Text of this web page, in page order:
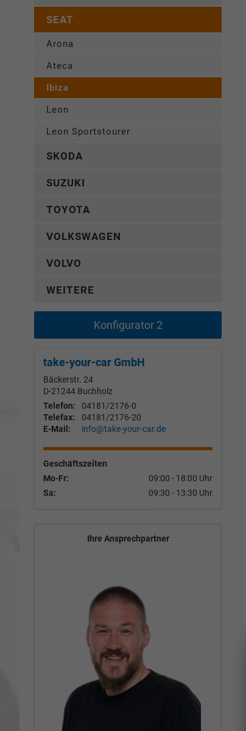
SEAT
Arona
Ateca
Ibiza
Leon
Leon Sportstourer
SKODA
SUZUKI
TOYOTA
VOLKSWAGEN
VOLVO
WEITERE
Konfigurator 2
take-your-car GmbH
Bäckerstr. 24
D-21244 Buchholz
Telefon:
04181/2176-0
Telefax:
04181/2176-20
E-Mail:
info@take-your-car.de
Geschäftszeiten
Mo-Fr:
09:00 - 18:00 Uhr
Sa:
09:30 - 13:30 Uhr
Ihre Ansprechpartner